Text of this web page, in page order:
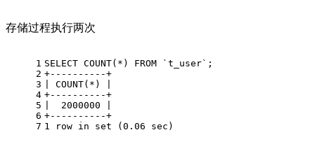
存储过程执行两次
1
2
3
4
5
6
7
SELECT COUNT( * ) FROM `t_user`;
+----------+
COUNT( * )
+----------+
2000000
+----------+
1
row in set ( 0.06 sec)